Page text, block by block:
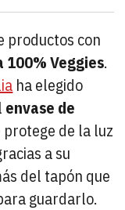
productos con
100% Veggies.
ha elegido
envase de
protege de la luz
a su
del tapón que
guardarlo.